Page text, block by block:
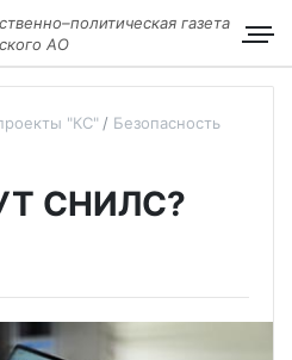
газета
АО
"КС"
Безопасность
СНИЛС?